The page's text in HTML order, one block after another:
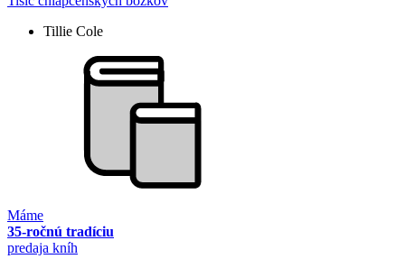
Tillie Cole
Máme
35-ročnú tradíciu
predaja kníh